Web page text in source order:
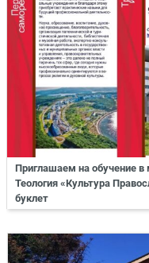
Приглашаем на обучение в
Теология «Культура
буклет